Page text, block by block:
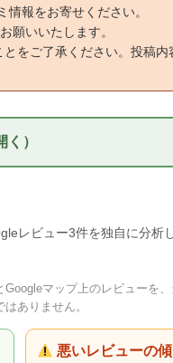
報をお寄せください。
願いいたします。
をご了承ください。投稿
）
レビュー3件を独自に分析
マップ上のレビューを
ありません。
悪いレビューの